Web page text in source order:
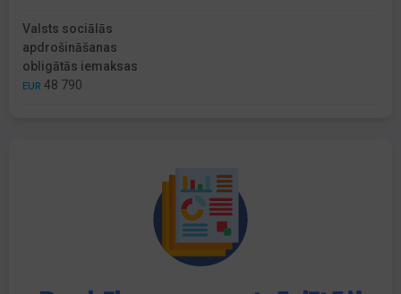
Valsts sociālās
apdrošināšanas
obligātās iemaksas
EUR 48 790